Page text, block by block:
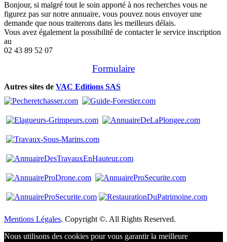
Bonjour, si malgré tout le soin apporté à nos recherches vous ne
figurez pas sur notre annuaire, vous pouvez nous envoyer une
demande que nous traiterons dans les meilleurs délais.
Vous avez également la possibilité de contacter le service inscription
au
02 43 89 52 07
Formulaire
Autres sites de VAC Editions SAS
Mentions Légales. Copyright ©. All Rights Reserved.
Nous utilisons des cookies pour vous garantir la meilleure